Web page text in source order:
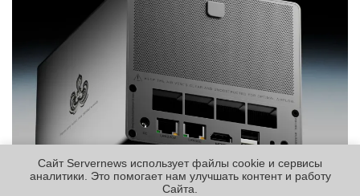
Сайт Servernews использует файлы cookie и сервисы
аналитики. Это помогает нам улучшать контент и работу
Cайта.